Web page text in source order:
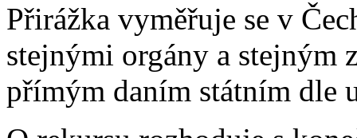
Přirážka vyměřuje se v
stejnými orgány a stejným
přímým daním státním dle